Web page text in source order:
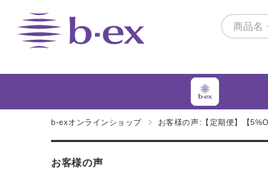
b-exオンラインショップ お客様の声:【定期便】【
お客様の声